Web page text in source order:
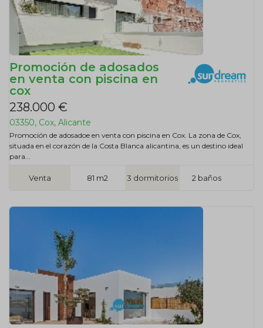
Promoción de adosados
en venta con piscina en
cox
238.000 €
03350, Cox, Alicante
Promoción de adosadoe en venta con piscina en Cox. La zona de Cox,
situada en el corazón de la Costa Blanca alicantina, es un destino ideal
para...
Venta 81 m2 3 dormitorios 2 baños